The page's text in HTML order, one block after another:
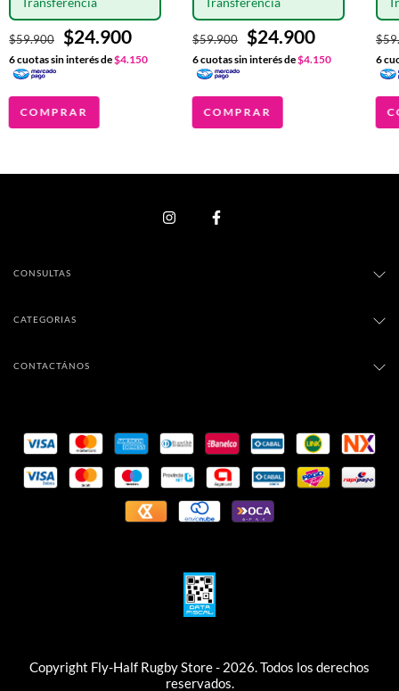
$59.900 $24.900
6cuotas sin interés de$4.150
COMPRAR
$59.900 $24.900
6cuotas sin interés de$4.150
COMPRAR
6
CONSULTAS
CATEGORIAS
CONTACTÁNOS
Copyright Fly-Half Rugby Store - 2026. Todos los derechos
reservados.